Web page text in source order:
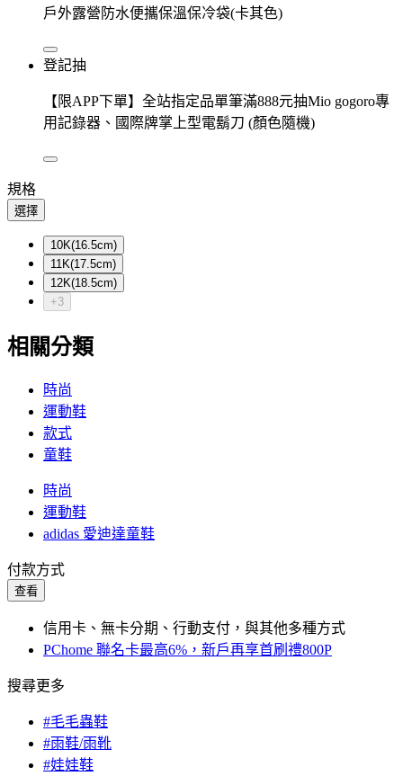
戶外露營防水便攜保溫保冷袋(卡其色)
登記抽
【限APP下單】全站指定品單筆滿888元抽Mio gogoro專
用記錄器、國際牌掌上型電鬍刀 (顏色隨機)
規格
選擇
10K(16.5cm)
11K(17.5cm)
12K(18.5cm)
+3
相關分類
時尚
運動鞋
款式
童鞋
時尚
運動鞋
adidas 愛迪達童鞋
付款方式
查看
信用卡、無卡分期、行動支付，與其他多種方式
PChome 聯名卡最高6%，新戶再享首刷禮800P
搜尋更多
#毛毛蟲鞋
#雨鞋/雨靴
#娃娃鞋